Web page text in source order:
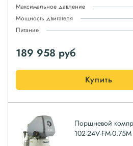
Максимальное давление
Мощность двигателя
Питание
189 958 руб
Купить
Поршневой
102-24V-FM-0.75M